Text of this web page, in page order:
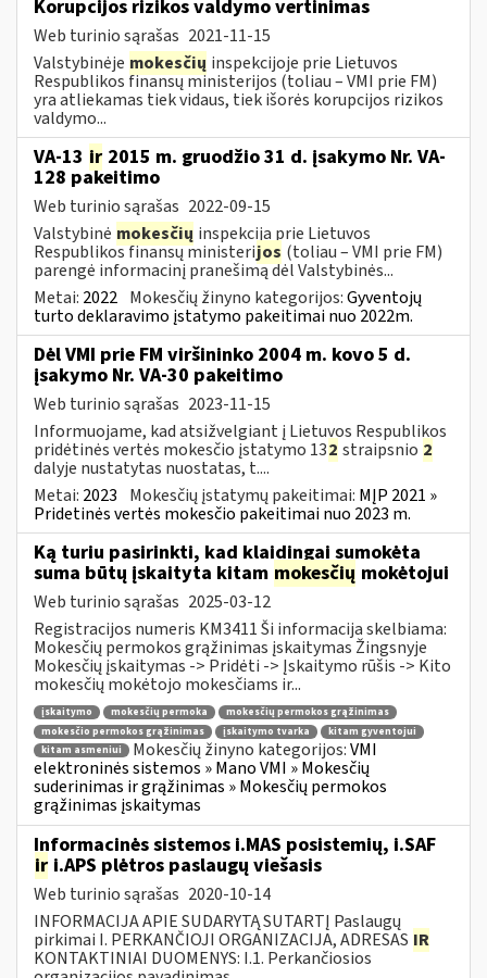
Korupcijos rizikos valdymo vertinimas
Web turinio sąrašas 2021-11-15
Valstybinėje mokesčių inspekcijoje prie Lietuvos
Respublikos finansų ministerijos (toliau – VMI prie FM)
yra atliekamas tiek vidaus, tiek išorės korupcijos rizikos
valdymo...
VA-13 ir 2015 m. gruodžio 31 d. įsakymo Nr. VA-
128 pakeitimo
Web turinio sąrašas 2022-09-15
Valstybinė mokesčių inspekcija prie Lietuvos
Respublikos finansų ministerijos (toliau – VMI prie FM)
parengė informacinį pranešimą dėl Valstybinės...
Metai: 2022 Mokesčių žinyno kategorijos:Gyventojų
turto deklaravimo įstatymo pakeitimai nuo 2022m.
Dėl VMI prie FM viršininko 2004 m. kovo 5 d.
įsakymo Nr. VA-30 pakeitimo
Web turinio sąrašas 2023-11-15
Informuojame, kad atsižvelgiant į Lietuvos Respublikos
pridėtinės vertės mokesčio įstatymo 132 straipsnio 2
dalyje nustatytas nuostatas, t....
Metai: 2023 Mokesčių įstatymų pakeitimai: MĮP 2021 »
Pridetinės vertės mokesčio pakeitimai nuo 2023 m.
Ką turiu pasirinkti, kad klaidingai sumokėta
suma būtų įskaityta kitam mokesčių mokėtojui
Web turinio sąrašas 2025-03-12
Registracijos numeris KM3411 Ši informacija skelbiama:
Mokesčių permokos grąžinimas įskaitymas Žingsnyje
Mokesčių įskaitymas -> Pridėti -> Įskaitymo rūšis -> Kito
mokesčių mokėtojo mokesčiams ir...
įskaitymo mokesčių permoka
mokesčių permokos grąžinimas
mokesčio permokos grąžinimas
įskaitymo tvarka
kitam gyventojui
kitam asmeniui
Mokesčių žinyno kategorijos:VMI
elektroninės sistemos » Mano VMI » Mokesčių
suderinimas ir grąžinimas » Mokesčių permokos
grąžinimas įskaitymas
Informacinės sistemos i.MAS posistemių, i.SAF
ir i.APS plėtros paslaugų viešasis
Web turinio sąrašas 2020-10-14
INFORMACIJA APIE SUDARYTĄ SUTARTĮ Paslaugų
pirkimai I. PERKANČIOJI ORGANIZACIJA, ADRESAS IR
KONTAKTINIAI DUOMENYS: I.1. Perkančiosios